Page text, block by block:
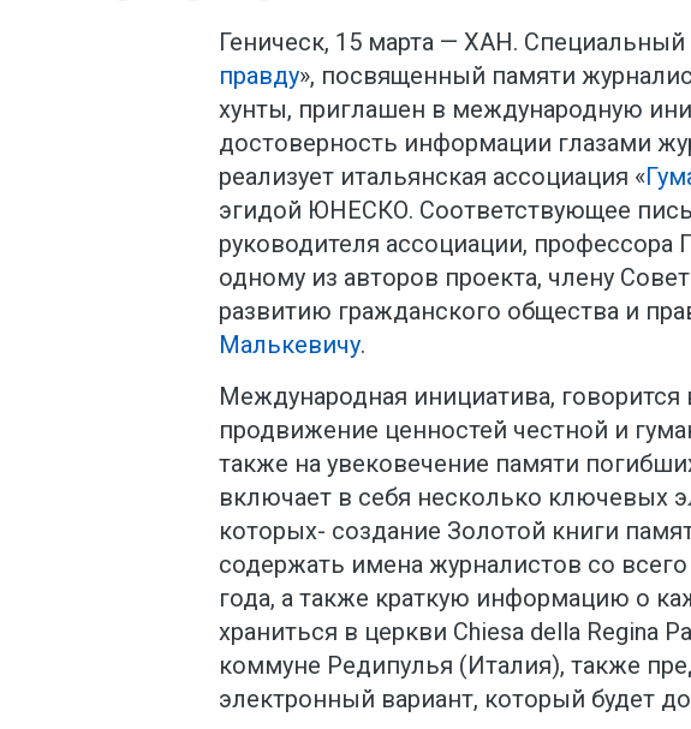
Геническ, 15 марта — ХАН. Специальный
правду», посвященный памяти
хунты, приглашен в международную
достоверность информации глазами
реализует итальянская ассоциация «
эгидой ЮНЕСКО. Соответствующее
руководителя ассоциации, профессора
одному из авторов проекта, члену
развитию гражданского общества и
Малькевичу.
Международная инициатива, говорится
продвижение ценностей честной и
также на увековечение памяти
включает в себя несколько ключевых
которых- создание Золотой книги
содержать имена журналистов со
года, а также краткую информацию о
храниться в церкви Chiesa della Regina
коммуне Редипулья (Италия), также
электронный вариант, который будет